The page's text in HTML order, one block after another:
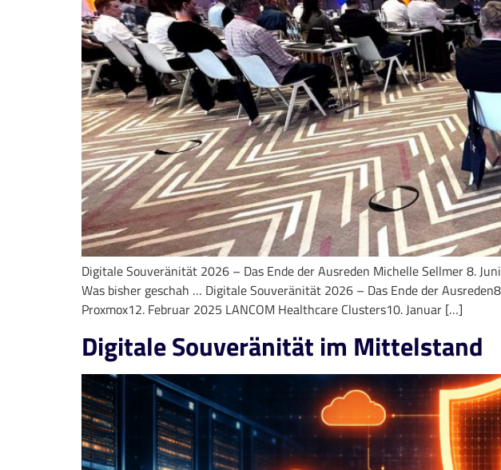
Digitale Souveränität 2026 – Das Ende der Ausreden Michelle Sellmer 8.
Was bisher geschah … Digitale Souveränität 2026 – Das Ende der
Proxmox12. Februar 2025 LANCOM Healthcare Clusters10. Januar […]
Digitale Souveränität im Mittelstand